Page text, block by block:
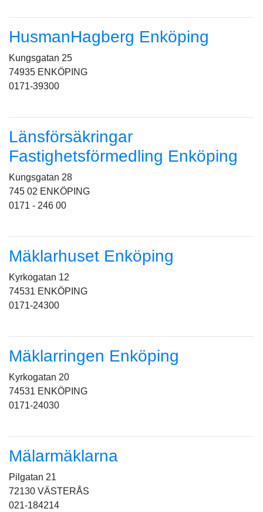
HusmanHagberg Enköping
Kungsgatan 25
74935 ENKÖPING
0171-39300
Länsförsäkringar
Fastighetsförmedling Enköping
Kungsgatan 28
745 02 ENKÖPING
0171 - 246 00
Mäklarhuset Enköping
Kyrkogatan 12
74531 ENKÖPING
0171-24300
Mäklarringen Enköping
Kyrkogatan 20
74531 ENKÖPING
0171-24030
Mälarmäklarna
Pilgatan 21
72130 VÄSTERÅS
021-184214